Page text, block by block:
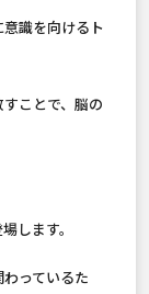
意識を向けるト
ことで、脳の
します。
っているた